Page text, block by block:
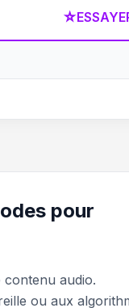
☆
pour
audio.
ou aux